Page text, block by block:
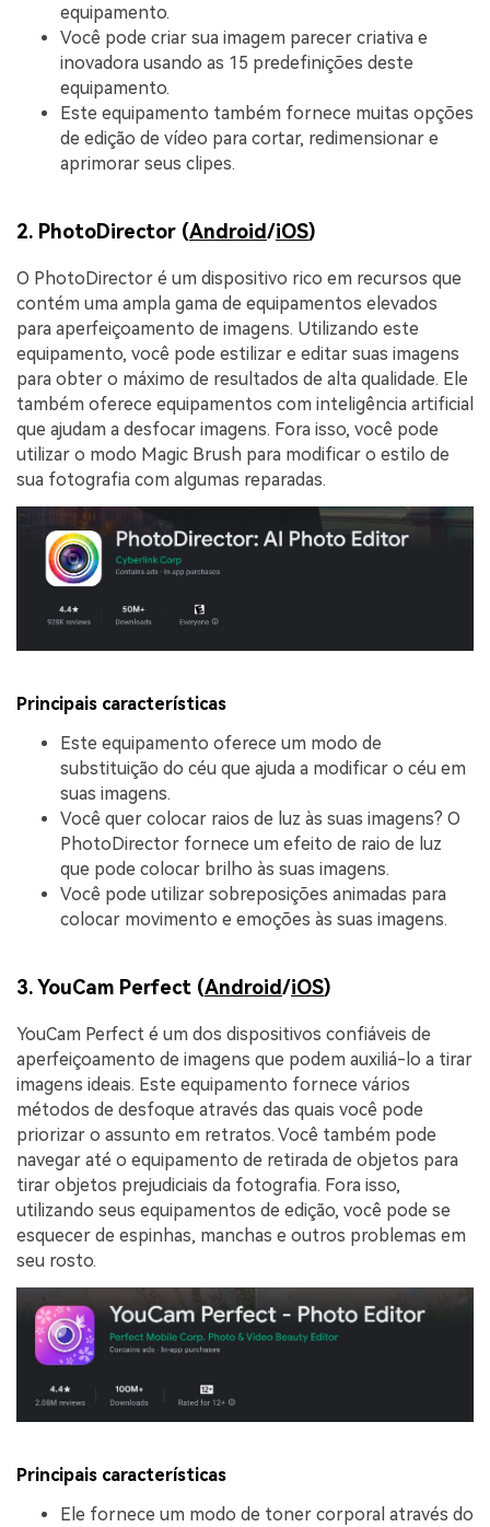
equipamento.
Você pode criar sua imagem parecer criativa e
inovadora usando as 15 predefinições deste
equipamento.
Este equipamento também fornece muitas opções
de edição de vídeo para cortar, redimensionar e
aprimorar seus clipes.
2. PhotoDirector (Android/iOS)
O PhotoDirector é um dispositivo rico em recursos que
contém uma ampla gama de equipamentos elevados
para aperfeiçoamento de imagens. Utilizando este
equipamento, você pode estilizar e editar suas imagens
para obter o máximo de resultados de alta qualidade. Ele
também oferece equipamentos com inteligência artificial
que ajudam a desfocar imagens. Fora isso, você pode
utilizar o modo Magic Brush para modificar o estilo de
sua fotografia com algumas reparadas.
Principais características
Este equipamento oferece um modo de
substituição do céu que ajuda a modificar o céu em
suas imagens.
Você quer colocar raios de luz às suas imagens? O
PhotoDirector fornece um efeito de raio de luz
que pode colocar brilho às suas imagens.
Você pode utilizar sobreposições animadas para
colocar movimento e emoções às suas imagens.
3. YouCam Perfect (Android/iOS)
YouCam Perfect é um dos dispositivos confiáveis ​​de
aperfeiçoamento de imagens que podem auxiliá-lo a tirar
imagens ideais. Este equipamento fornece vários
métodos de desfoque através das quais você pode
priorizar o assunto em retratos. Você também pode
navegar até o equipamento de retirada de objetos para
tirar objetos prejudiciais da fotografia. Fora isso,
utilizando seus equipamentos de edição, você pode se
esquecer de espinhas, manchas e outros problemas em
seu rosto.
Principais características
Ele fornece um modo de toner corporal através do